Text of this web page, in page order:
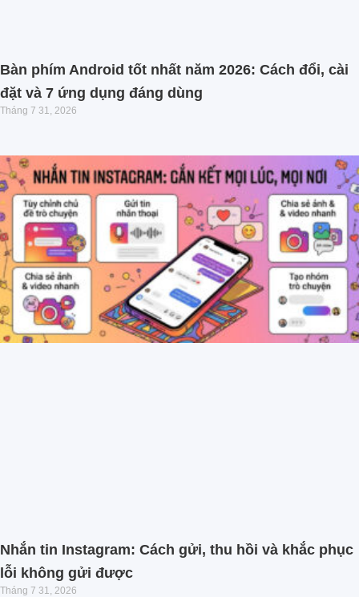
Bàn phím Android tốt nhất năm 2026: Cách đổi, cài
đặt và 7 ứng dụng đáng dùng
Tháng 7 31, 2026
Nhắn tin Instagram: Cách gửi, thu hồi và khắc phục
lỗi không gửi được
Tháng 7 31, 2026